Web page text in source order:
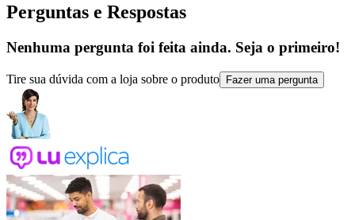
Perguntas e Respostas
Nenhuma pergunta foi feita ainda. Seja o primeiro!
Tire sua dúvida com a loja sobre o produto Fazer uma pergunta